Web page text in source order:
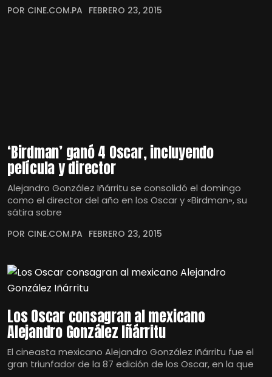
POR CINE.COM.PA FEBRERO 23, 2015
‘Birdman’ ganó 4 Oscar, incluyendo
película y director
Alejandro González Iñárritu se consolidó el domingo
como el director del año en los Oscar y «Birdman», su
sátira sobre
POR CINE.COM.PA FEBRERO 23, 2015
Los Oscar consagran al mexicano
Alejandro González Iñárritu
El cineasta mexicano Alejandro González Iñárritu fue el
gran triunfador de la 87 edición de los Oscar, en la que